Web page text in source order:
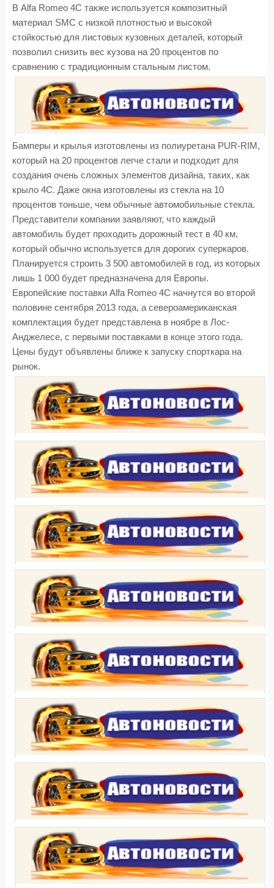
В Alfa Romeo 4С также используется композитный
материал SMC с низкой плотностью и высокой
стойкостью для листовых кузовных деталей, который
позволил снизить вес кузова на 20 процентов по
сравнению с традиционным стальным листом.
Бамперы и крылья изготовлены из полиуретана PUR-RIM,
который на 20 процентов легче стали и подходит для
создания очень сложных элементов дизайна, таких, как
крыло 4С. Даже окна изготовлены из стекла на 10
процентов тоньше, чем обычные автомобильные стекла.
Представители компании заявляют, что каждый
автомобиль будет проходить дорожный тест в 40 км,
который обычно используется для дорогих суперкаров.
Планируется строить 3 500 автомобилей в год, из которых
лишь 1 000 будет предназначена для Европы.
Европейские поставки Alfa Romeo 4C начнутся во второй
половине сентября 2013 года, а североамериканская
комплектация будет представлена в ноябре в Лос-
Анджелесе, с первыми поставками в конце этого года.
Цены будут объявлены ближе к запуску спорткара на
рынок.